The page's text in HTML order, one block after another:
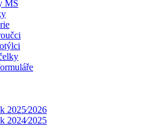
MŠ
2025⁄2026
2024⁄2025